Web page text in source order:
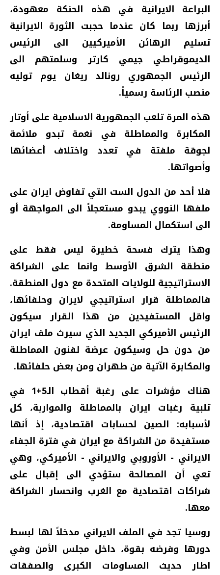
البراعة الايرانية في هذه الحنكة معهودة،
أبرزها ربما كان عندما حجبت الثورة الايرانية
تسليم الرهائن الأميركيين الى الرئيس
الديموقراطي جيمي كارتر وسلمتهم الى
الرئيس الجمهوري رونالد ريغان يوم توليه
منصب الرئاسة رسمياً.
هذه المرة تلعب الجمهورية الاسلامية على أوتار
المكابرة والمماطلة في نغمة تبدو ملائمة
لجوقة ملفتة في تعدد واختلاف أعضائها
وأصواتها.
فلا أحد من الدول الست التي تفاوض ايران على
ملفها النووي يبدو مستعجلاً الى المواجهة أو
الى استكمال المساومة.
وهذا يترك فسحة خطيرة ليس فقط على
منطقة الشرق الأوسط وانما على الشراكة
الاستراتيجية للولايات المتحدة مع دول المنطقة.
فالمماطلة قرار استراتيجي لايران وحلفائها،
واقل المستفيدين من هذا القرار سيكون
الرئيس الأميركي الجديد الذي سيرث ملف ايران
من دون حل وسيكون عرضة لفنون المماطلة
والمكابرة الآتية من طهران ومن بعض حلفائها.
هناك مؤشرات على رغبة أقطاب الـ5+1 في
تلبية رغبات ايران بالمماطلة والمواربة، كل
لأسبابه: الصين لحسابات اقتصادية، إذ أنها
مستفيدة من الشراكة مع ايران في فترة الجفاء
الايراني - الأوروبي والايراني - الأميركي، وهي
تعي أن المصالحة ستؤدي الى إقبال على
شراكات اقتصادية مع الغرب وانحسار الشراكة
معها.
روسيا تجد في الملف الايراني مدخلاً لها لبسط
دورها وفرضه بقوة، داخل مجلس الأمن وفي
اطار حديث المساومات الكبرى والصفقات